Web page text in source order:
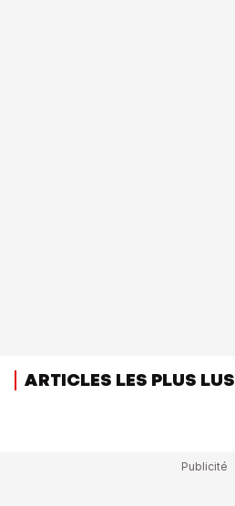
ARTICLES LES PLUS LUS